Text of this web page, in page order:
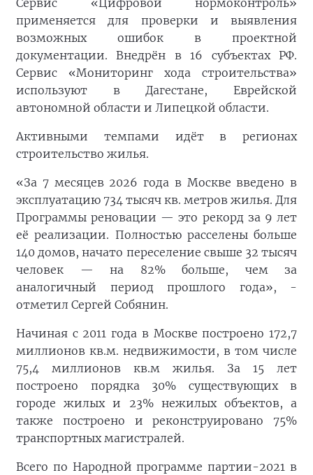
Сервис «Цифровой нормоконтроль»
применяется для проверки и выявления
возможных ошибок в проектной
документации. Внедрён в 16 субъектах РФ.
Сервис «Мониторинг хода строительства»
используют в Дагестане, Еврейской
автономной области и Липецкой области.
Активными темпами идёт в регионах
строительство жилья.
«За 7 месяцев 2026 года в Москве введено в
эксплуатацию 734 тысяч кв. метров жилья. Для
Программы реновации — это рекорд за 9 лет
её реализации. Полностью расселены больше
140 домов, начато переселение свыше 32 тысяч
человек — на 82% больше, чем за
аналогичный период прошлого года», -
отметил Сергей Собянин.
Начиная с 2011 года в Москве построено 172,7
миллионов кв.м. недвижимости, в том числе
75,4 миллионов кв.м жилья. За 15 лет
построено порядка 30% существующих в
городе жилых и 23% нежилых объектов, а
также построено и реконструировано 75%
транспортных магистралей.
Всего по Народной программе партии-2021 в